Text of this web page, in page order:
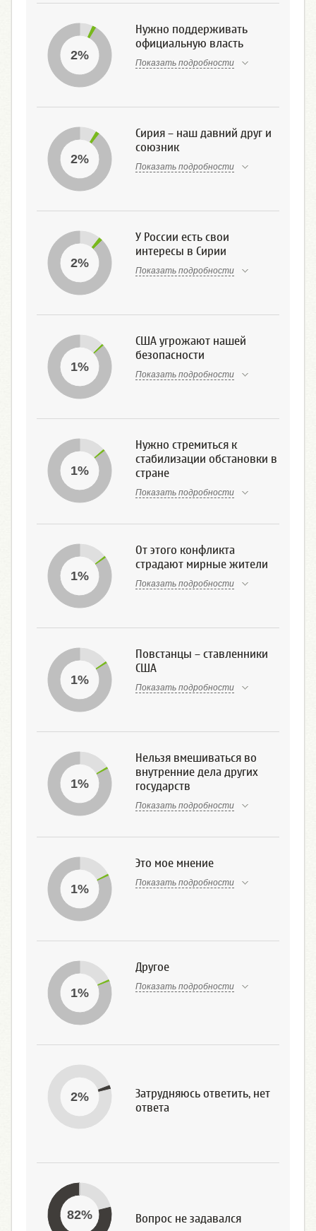
2%
Нужно поддерживать
официальную власть
Показать подробности
2%
Сирия – наш давний друг и
союзник
Показать подробности
2%
У России есть свои
интересы в Сирии
Показать подробности
1%
США угрожают нашей
безопасности
Показать подробности
1%
Нужно стремиться к
стабилизации обстановки в
стране
Показать подробности
1%
От этого конфликта
страдают мирные жители
Показать подробности
1%
Повстанцы – ставленники
США
Показать подробности
1%
Нельзя вмешиваться во
внутренние дела других
государств
Показать подробности
1%
Это мое мнение
Показать подробности
1%
Другое
Показать подробности
2%
Затрудняюсь ответить, нет
ответа
82% Вопрос не задавался